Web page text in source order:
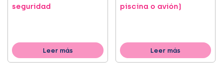
seguridad
Leer más
piscina o avión)
Leer más